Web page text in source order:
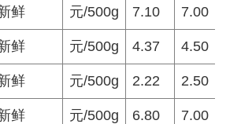
鲜 元/500g 7.10 7.00
鲜 元/500g 4.37 4.50
鲜 元/500g 2.22 2.50
鲜 元/500g 6.80 7.00